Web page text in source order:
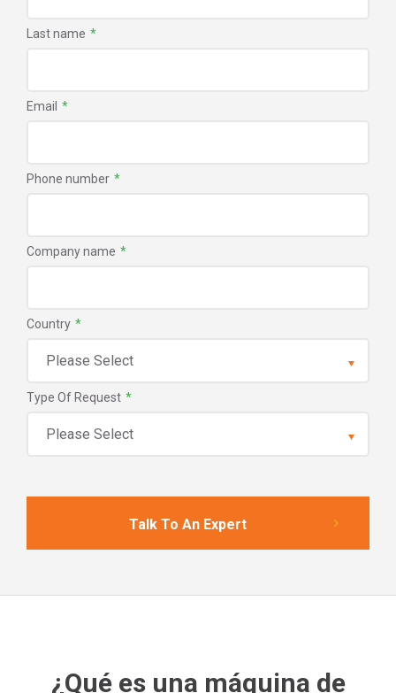
Last name *
Email *
Phone number *
Company name *
Country *
Type Of Request *
¿Qué es una máquina de